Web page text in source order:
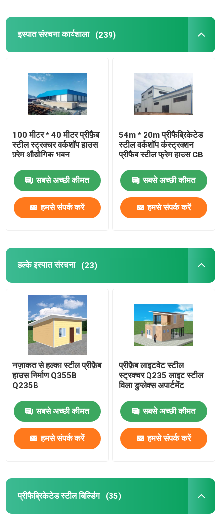
इस्पात संरचना स्टेडियम
फोल्डेबल कंटेनर हाउस
वेनलो ग्लास ग्रीनहाउस
इस्पात संरचना कार्यशाला (239)
100 मीटर * 40 मीटर प्रीफ़ैब
स्टील स्ट्रक्चर वर्कशॉप हाउस
फ़्रेम औद्योगिक भवन
सबसे अच्छी कीमत
हमसे संपर्क करें
54m * 20m प्रीफैब्रिकेटेड
स्टील वर्कशॉप कंस्ट्रक्शन
प्रीफैब स्टील फ्रेम हाउस GB
सबसे अच्छी कीमत
हमसे संपर्क करें
हल्के इस्पात संरचना (23)
नज़ाकत से हल्का स्टील प्रीफ़ैब
हाउस निर्माण Q355B
Q235B
सबसे अच्छी कीमत
हमसे संपर्क करें
प्रीफ़ैब लाइटवेट स्टील
स्ट्रक्चर Q235 लाइट स्टील
विला डुप्लेक्स अपार्टमेंट
सबसे अच्छी कीमत
हमसे संपर्क करें
प्रीफैब्रिकेटेड स्टील बिल्डिंग (35)